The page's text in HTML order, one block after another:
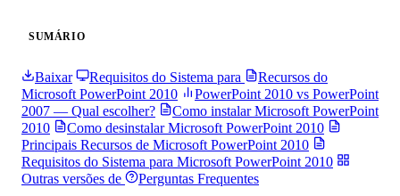
SUMÁRIO
Baixar Requisitos do Sistema para
Recursos do
Microsoft PowerPoint 2010
PowerPoint 2010 vs PowerPoint
2007 — Qual escolher?
Como instalar Microsoft PowerPoint
2010
Como desinstalar Microsoft PowerPoint 2010
Principais Recursos de Microsoft PowerPoint 2010
Requisitos do Sistema para Microsoft PowerPoint 2010
Outras versões de
Perguntas Frequentes